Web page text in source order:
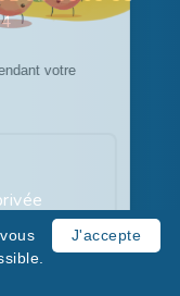
- 2026
J'accepte